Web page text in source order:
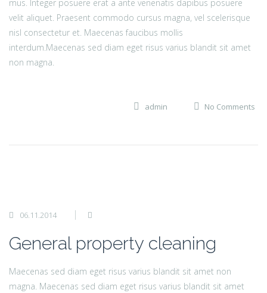
mus. Integer posuere erat a ante venenatis dapibus posuere
velit aliquet. Praesent commodo cursus magna, vel scelerisque
nisl consectetur et. Maecenas faucibus mollis
interdum.Maecenas sed diam eget risus varius blandit sit amet
non magna.
admin No Comments
06.11.2014
General property cleaning
Maecenas sed diam eget risus varius blandit sit amet non
magna. Maecenas sed diam eget risus varius blandit sit amet